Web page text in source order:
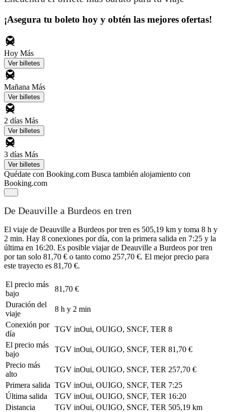
¡Asegura tu boleto hoy y obtén las mejores ofertas!
Hoy Más
Ver billetes
Mañana Más
Ver billetes
2 días Más
Ver billetes
3 días Más
Ver billetes
Quédate con Booking.com Busca también alojamiento con
Booking.com
De Deauville a Burdeos en tren
El viaje de Deauville a Burdeos por tren es 505,19 km y toma 8 h y
2 min. Hay 8 conexiones por día, con la primera salida en 7:25 y la
última en 16:20. Es posible viajar de Deauville a Burdeos por tren
por tan solo 81,70 € o tanto como 257,70 €. El mejor precio para
este trayecto es 81,70 €.
El precio más
bajo
81,70 €
Duración del
viaje
8 h y 2 min
Conexión por
día
TGV inOui, OUIGO, SNCF, TER 8
El precio más
bajo
TGV inOui, OUIGO, SNCF, TER 81,70 €
Precio más
alto
TGV inOui, OUIGO, SNCF, TER 257,70 €
Primera salida TGV inOui, OUIGO, SNCF, TER 7:25
Última salida
TGV inOui, OUIGO, SNCF, TER 16:20
Distancia
TGV inOui, OUIGO, SNCF, TER 505,19 km